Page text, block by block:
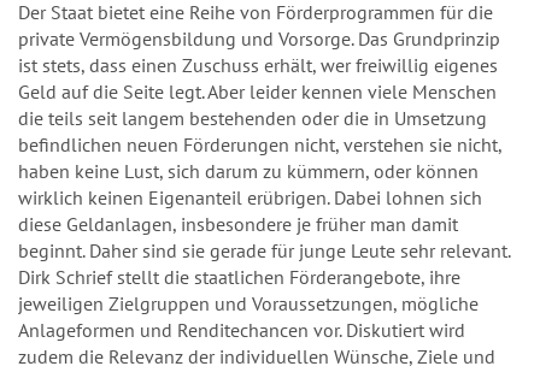
Der Staat bietet eine Reihe von Förderprogrammen für die
private Vermögensbildung und Vorsorge. Das Grundprinzip
ist stets, dass einen Zuschuss erhält, wer freiwillig eigenes
Geld auf die Seite legt. Aber leider kennen viele Menschen
die teils seit langem bestehenden oder die in Umsetzung
befindlichen neuen Förderungen nicht, verstehen sie nicht,
haben keine Lust, sich darum zu kümmern, oder können
wirklich keinen Eigenanteil erübrigen. Dabei lohnen sich
diese Geldanlagen, insbesondere je früher man damit
beginnt. Daher sind sie gerade für junge Leute sehr relevant.
Dirk Schrief stellt die staatlichen Förderangebote, ihre
jeweiligen Zielgruppen und Voraussetzungen, mögliche
Anlageformen und Renditechancen vor. Diskutiert wird
zudem die Relevanz der individuellen Wünsche, Ziele und